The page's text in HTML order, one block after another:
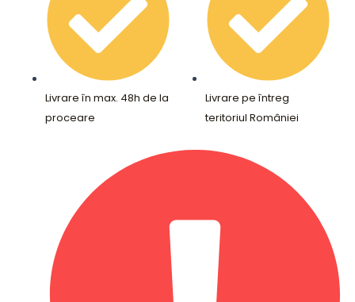
Livrare în max. 48h de la
proceare
Livrare pe întreg
teritoriul României